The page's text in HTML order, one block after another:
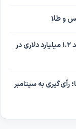
نهنگ‌های بیت‌کوین دوباره وارد بازار شدند؛ خرید ۱.۲ میلیارد دلاری در
رأی‌گیری به سپتامبر